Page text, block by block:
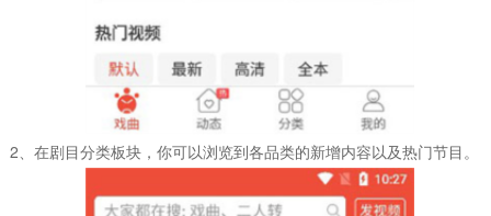
2、在剧目分类板块，你可以浏览到各品类的新增内容以及热门节目。